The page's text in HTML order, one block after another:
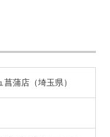
蒲店（埼玉県）